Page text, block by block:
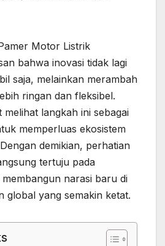
Motor Listrik
bahwa inovasi tidak lagi
saja, melainkan merambah
ringan dan fleksibel.
melihat langkah ini sebagai
memperluas ekosistem
demikian, perhatian
tertuju pada
narasi baru di
global yang semakin ketat.